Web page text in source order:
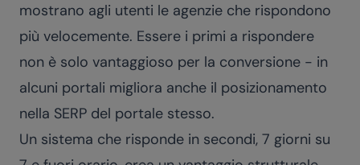
mostrano agli utenti le agenzie che rispondono
più velocemente. Essere i primi a rispondere
non è solo vantaggioso per la conversione - in
alcuni portali migliora anche il posizionamento
nella SERP del portale stesso.
Un sistema che risponde in secondi, 7 giorni su